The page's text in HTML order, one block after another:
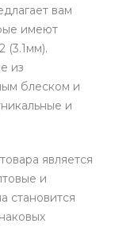
вам
имеют
(3.1мм).
из
блеском и
и
является
и
становится